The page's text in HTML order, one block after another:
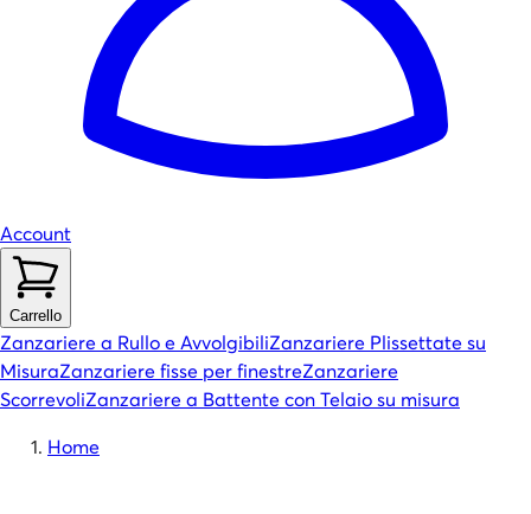
Account
Carrello
Zanzariere a Rullo e AvvolgibiliZanzariere Plissettate su
MisuraZanzariere fisse per finestreZanzariere
ScorrevoliZanzariere a Battente con Telaio su misura
Home